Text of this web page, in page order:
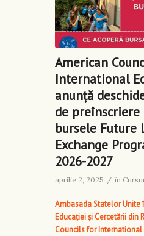
American
International
anunță
de
bursele Future
Exchange
2026-2027
aprilie 2, 2025 / în
Ambasada Statelor Unite
Educației și Cercetării din
Councils for International